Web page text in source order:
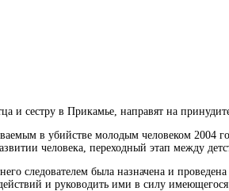
и сестру в Прикамье, направят на
в убийстве молодым человеком 2004
человека, переходный этап между
следователем была назначена и
и руководить ими в силу